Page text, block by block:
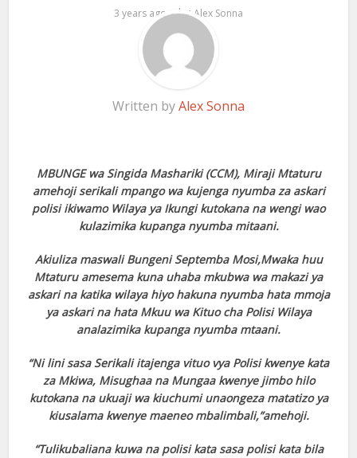
3 years ago by Alex Sonna
Written byAlex Sonna
MBUNGE wa Singida Mashariki (CCM), Miraji Mtaturu
amehoji serikali mpango wa kujenga nyumba za askari
polisi ikiwamo Wilaya ya Ikungi kutokana na wengi wao
kulazimika kupanga nyumba mitaani.
Akiuliza maswali Bungeni Septemba Mosi,Mwaka huu
Mtaturu amesema kuna uhaba mkubwa wa makazi ya
askari na katika wilaya hiyo hakuna nyumba hata mmoja
ya askari na hata Mkuu wa Kituo cha Polisi Wilaya
analazimika kupanga nyumba mtaani.
“Ni lini sasa Serikali itajenga vituo vya Polisi kwenye kata
za Mkiwa, Misughaa na Mungaa kwenye jimbo hilo
kutokana na ukuaji wa kiuchumi unaongeza matatizo ya
kiusalama kwenye maeneo mbalimbali,”amehoji.
“Tulikubaliana kuwa na polisi kata sasa polisi kata bila